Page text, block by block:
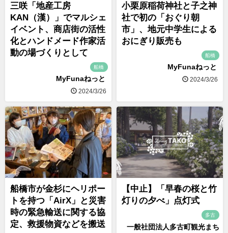
三咲「地産工房
KAN（漢）」でマルシェ
イベント、商店街の活性
化とハンドメード作家活
動の場づくりとして
船橋
MyFunaねっと
2024/3/26
小栗原稲荷神社と子之神
社で初の「おぐり朝
市」、地元中学生による
おにぎり販売も
船橋
MyFunaねっと
2024/3/26
船橋市が金杉にヘリポー
トを持つ「AirX」と災害
時の緊急輸送に関する協
定、救援物資などを搬送
【中止】「早春の桜と竹
灯りの夕べ」点灯式
多古
一般社団法人多古町観光まち